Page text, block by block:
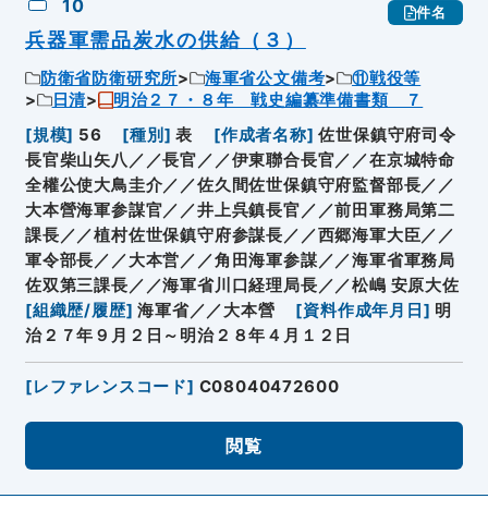
10 件名
兵器軍需品炭水の供給（３）
防衛省防衛研究所 海軍省公文備考
⑪戦役等
日清
明治２７・８年 戦史編纂準備書類 ７
[規模] 56 [種別 ] 表 [作成者名称] 佐世保鎮守府司令
長官柴山矢八／／長官／／伊東聯合長官／／在京城特命
全權公使大鳥圭介／／佐久間佐世保鎮守府監督部長／／
大本營海軍参謀官／／井上呉鎮長官／／前田軍務局第二
課長／／植村佐世保鎮守府参謀長／／西郷海軍大臣／／
軍令部長／／大本営／／角田海軍参謀／／海軍省軍務局
佐双第三課長／／海軍省川口経理局長／／松嶋 安原大佐
[組織歴/履歴] 海軍省／／大本營 [資料作成年月日 ] 明
治２７年９月２日～明治２８年４月１２日
[レファレンスコード] C08040472600
閲覧